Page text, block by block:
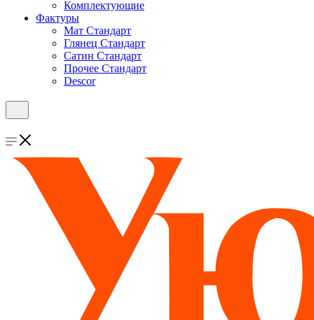
Комплектующие
Фактуры
Мат Стандарт
Глянец Стандарт
Сатин Стандарт
Прочее Стандарт
Descor